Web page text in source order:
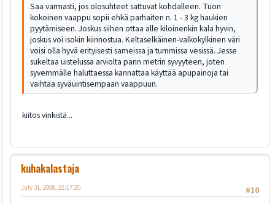
Saa varmasti, jos olosuhteet sattuvat kohdalleen. Tuon
kokoinen vaappu sopii ehkä parhaiten n. 1 - 3 kg haukien
pyytämiseen. Joskus siihen ottaa alle kiloinenkin kala hyvin,
joskus voi isokin kiinnostua. Keltaselkäinen-valkokylkinen väri
voisi olla hyvä erityisesti sameissa ja tummissa vesissä. Jesse
sukeltaa uistelussa arviolta parin metrin syvyyteen, joten
syvemmälle haluttaessa kannattaa käyttää apupainoja tai
vaihtaa syväuintisempaan vaappuun.
kiitos vinkistä...
kuhakalastaja
#10
July 31, 2008, 22:17:20